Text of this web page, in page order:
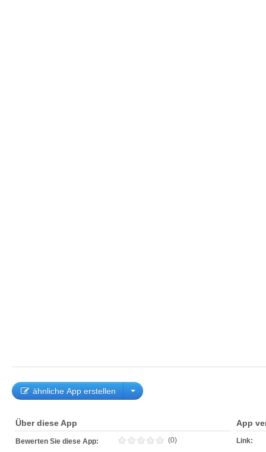
ähnliche App erstellen
Über diese App
Bewerten Sie diese App: (0)
App
Link: